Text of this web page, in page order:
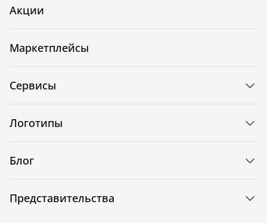
Акции
Маркетплейсы
Сервисы
Логотипы
Блог
Представительства